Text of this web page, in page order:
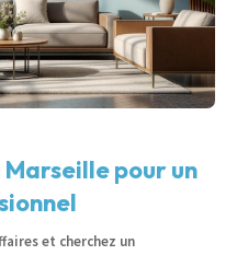
pour un
et cherchez un